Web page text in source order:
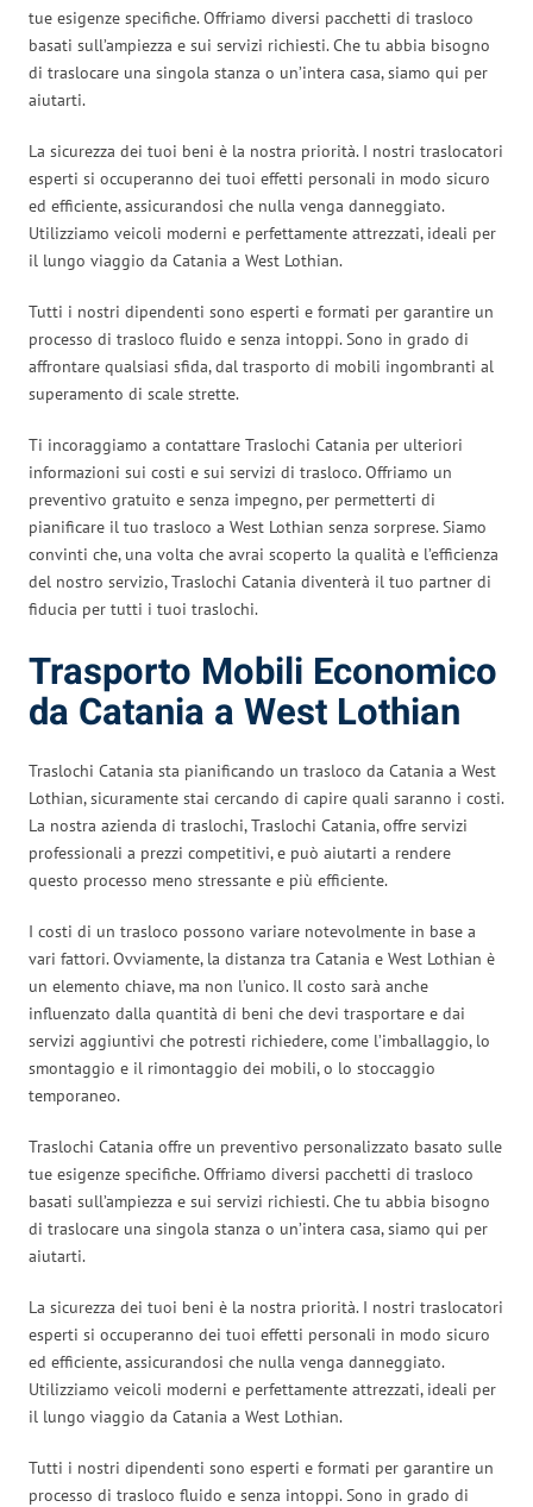
tue esigenze specifiche. Offriamo diversi pacchetti di trasloco
basati sull’ampiezza e sui servizi richiesti. Che tu abbia bisogno
di traslocare una singola stanza o un’intera casa, siamo qui per
aiutarti.
La sicurezza dei tuoi beni è la nostra priorità. I nostri traslocatori
esperti si occuperanno dei tuoi effetti personali in modo sicuro
ed efficiente, assicurandosi che nulla venga danneggiato.
Utilizziamo veicoli moderni e perfettamente attrezzati, ideali per
il lungo viaggio da Catania a West Lothian.
Tutti i nostri dipendenti sono esperti e formati per garantire un
processo di trasloco fluido e senza intoppi. Sono in grado di
affrontare qualsiasi sfida, dal trasporto di mobili ingombranti al
superamento di scale strette.
Ti incoraggiamo a contattare Traslochi Catania per ulteriori
informazioni sui costi e sui servizi di trasloco. Offriamo un
preventivo gratuito e senza impegno, per permetterti di
pianificare il tuo trasloco a West Lothian senza sorprese. Siamo
convinti che, una volta che avrai scoperto la qualità e l’efficienza
del nostro servizio, Traslochi Catania diventerà il tuo partner di
fiducia per tutti i tuoi traslochi.
Trasporto Mobili Economico
da Catania a West Lothian
Traslochi Catania sta pianificando un trasloco da Catania a West
Lothian, sicuramente stai cercando di capire quali saranno i costi.
La nostra azienda di traslochi, Traslochi Catania, offre servizi
professionali a prezzi competitivi, e può aiutarti a rendere
questo processo meno stressante e più efficiente.
I costi di un trasloco possono variare notevolmente in base a
vari fattori. Ovviamente, la distanza tra Catania e West Lothian è
un elemento chiave, ma non l’unico. Il costo sarà anche
influenzato dalla quantità di beni che devi trasportare e dai
servizi aggiuntivi che potresti richiedere, come l’imballaggio, lo
smontaggio e il rimontaggio dei mobili, o lo stoccaggio
temporaneo.
Traslochi Catania offre un preventivo personalizzato basato sulle
tue esigenze specifiche. Offriamo diversi pacchetti di trasloco
basati sull’ampiezza e sui servizi richiesti. Che tu abbia bisogno
di traslocare una singola stanza o un’intera casa, siamo qui per
aiutarti.
La sicurezza dei tuoi beni è la nostra priorità. I nostri traslocatori
esperti si occuperanno dei tuoi effetti personali in modo sicuro
ed efficiente, assicurandosi che nulla venga danneggiato.
Utilizziamo veicoli moderni e perfettamente attrezzati, ideali per
il lungo viaggio da Catania a West Lothian.
Tutti i nostri dipendenti sono esperti e formati per garantire un
processo di trasloco fluido e senza intoppi. Sono in grado di